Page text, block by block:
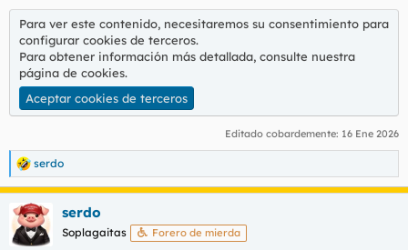
Para ver este contenido, necesitaremos su consentimiento para
configurar cookies de terceros.
Para obtener información más detallada, consulte nuestra
página de cookies.
Aceptar cookies de terceros
Editado cobardemente: 16 Ene 2026
R
e
a
c
c
i
serdo
serdo
Soplagaitas Forero de mierda